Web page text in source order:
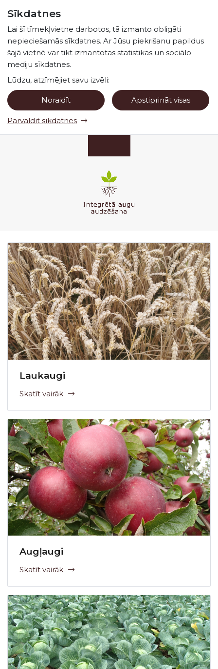
Sīkdatnes
Lai šī tīmekļvietne darbotos, tā izmanto obligāti
nepieciešamās sīkdatnes. Ar Jūsu piekrišanu papildus
šajā vietnē var tikt izmantotas statistikas un sociālo
mediju sīkdatnes.
Lūdzu, atzīmējiet savu izvēli:
Noraidīt Apstiprināt visas
Pārvaldīt sīkdatnes
Laukaugi
Skatīt vairāk
Augļaugi
Skatīt vairāk